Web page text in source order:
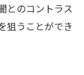
とのコントラス
狙うことができ